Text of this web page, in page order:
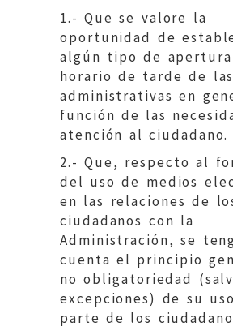
1.- Que se valore la
oportunidad de
algún tipo de
horario de tarde de
administrativas en
función de las
atención al ciudadano.
2.- Que, respecto al
del uso de medios
en las relaciones de
ciudadanos con la
Administración, se
cuenta el principio
no obligatoriedad
excepciones) de su
parte de los